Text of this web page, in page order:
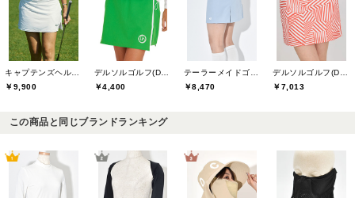
￥9,900
￥4,400
￥8,470
￥7,013
この商品と同じブランドランキング